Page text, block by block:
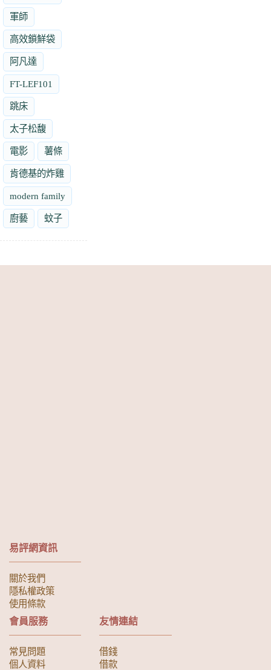
軍師
高效鎖鮮袋
阿凡達
FT-LEF101
跳床
太子松馥
電影 薯條
肯德基的炸雞
modern family
廚藝 蚊子
易評網資訊
關於我們
隱私權政策
使用條款
會員服務
常見問題
個人資料
友情連結
借錢
借款